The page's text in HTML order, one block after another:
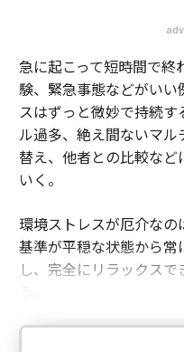
急に起こって短時間で終
験、緊急事態などがい
スはずっと微妙で持続
ル過多、絶え間ないマル
替え、他者との比較な
いく。
環境ストレスが厄介な
基準が平穏な状態から
し、完全にリラックス